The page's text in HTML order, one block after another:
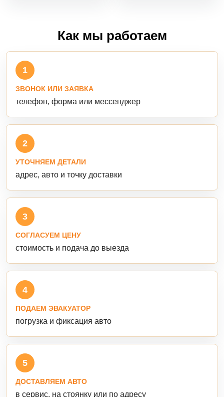
Как мы работаем
1
ЗВОНОК ИЛИ ЗАЯВКА
телефон, форма или мессенджер
2
УТОЧНЯЕМ ДЕТАЛИ
адрес, авто и точку доставки
3
СОГЛАСУЕМ ЦЕНУ
стоимость и подача до выезда
4
ПОДАЕМ ЭВАКУАТОР
погрузка и фиксация авто
5
ДОСТАВЛЯЕМ АВТО
в сервис, на стоянку или по адресу